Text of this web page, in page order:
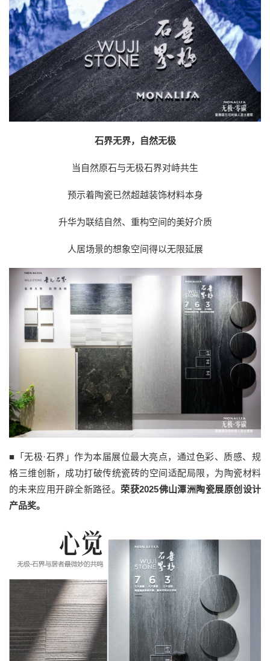
石界无界，自然无极
当自然原石与无极石界对峙共生
预示着陶瓷已然超越装饰材料本身
升华为联结自然、重构空间的美好介质
人居场景的想象空间得以无限延展
■「无极·石界」作为本届展位最大亮点，通过色彩、质感、规
格三维创新，成功打破传统瓷砖的空间适配局限，为陶瓷材料
的未来应用开辟全新路径。 荣获2025佛山潭洲陶瓷展原创设计
产品奖。